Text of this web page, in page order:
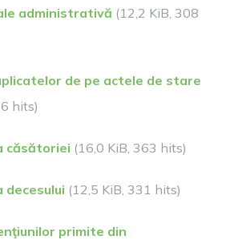
administrativă (12,2 KiB, 308
de pe actele de stare
hits)
căsătoriei (16,0 KiB, 363 hits)
(12,5 KiB, 331 hits)
primite din